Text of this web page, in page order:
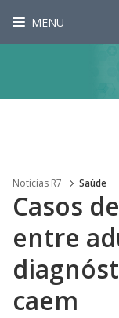
MENU
Noticias R7 Saúde
Casos
entre
caem